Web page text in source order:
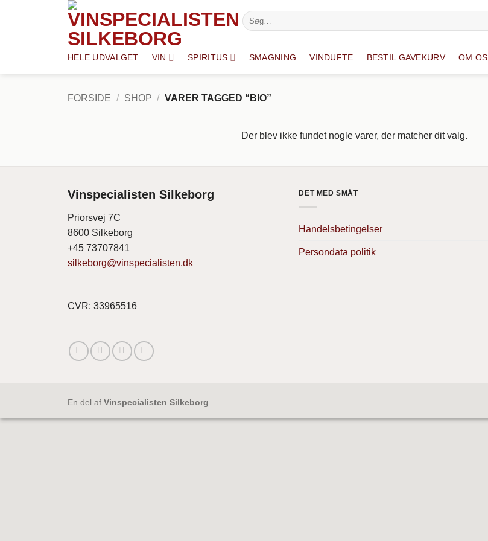
Søg
efter:
HELE UDVALGET VIN SPIRITUS SMAGNING VINDUFTE BESTIL GAVEKURV OM OS
FORSIDE / SHOP / VARER TAGGED “BIO”
Der blev ikke fundet nogle varer, der matcher dit valg.
Vinspecialisten Silkeborg
Priorsvej 7C
8600 Silkeborg
+45 73707841
silkeborg@vinspecialisten.dk
CVR: 33965516
DET MED SMÅT
Handelsbetingelser
Persondata politik
En del af Vinspecialisten Silkeborg